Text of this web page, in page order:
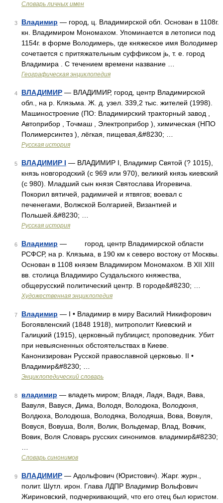
Словарь личных имен
3 Владимир — город, ц. Владимирской обл. Основан в 1108г.
кн. Владимиром Мономахом. Упоминается в летописи под
1154г. в форме Володимерь, где княжеское имя Володимер
сочетается с притяжательным суффиксом jь, т. е. город
Владимира . С течением времени название …
Географическая энциклопедия
4 ВЛАДИМИР — ВЛАДИМИР, город, центр Владимирской
обл., на р. Клязьма. Ж. д. узел. 339,2 тыс. жителей (1998).
Машиностроение (ПО: Владимирский тракторный завод ,
Автоприбор , Точмаш , Электроприбор ), химическая (НПО
Полимерсинтез ), лёгкая, пищевая,&#8230; …
Русская история
5 ВЛАДИМИР I — ВЛАДИМИР I, Владимир Святой (? 1015),
князь новгородский (с 969 или 970), великий князь киевский
(с 980). Младший сын князя Святослава Игоревича.
Покорил вятичей, радимичей и ятвягов; воевал с
печенегами, Волжской Болгарией, Византией и
Польшей.&#8230; …
Русская история
6 Владимир — город, центр Владимирской области
РСФСР, на р. Клязьма, в 190 км к северо востоку от Москвы.
Основан в 1108 князем Владимиром Мономахом. В XII XIII
вв. столица Владимиро Суздальского княжества,
общерусский политический центр. В городе&#8230; …
Художественная энциклопедия
7 Владимир — I • Владимир в миру Василий Никифорович
Богоявленский (1848 1918), митрополит Киевский и
Галицкий (1915), церковный публицист, проповедник. Убит
при невыясненных обстоятельствах в Киеве.
Канонизирован Русской православной церковью. II •
Владимир&#8230; …
Энциклопедический словарь
8 владимир — владеть миром; Владя, Ладя, Вадя, Вава,
Вавуля, Вавуся, Дима, Володя, Володюка, Володюня,
Волдюха, Володюша, Володяка, Володяша, Вова, Вовуля,
Вовуся, Вовуша, Воля, Волик, Вольдемар, Влад, Вовчик,
Вовик, Воля Словарь русских синонимов. владимир&#8230;
Словарь синонимов
9 ВЛАДИМИР — Адольфович (Юристович). Жарг. журн.,
полит. Шутл. ирон. Глава ЛДПР Владимир Вольфович
Жириновский, подчеркивающий, что его отец был юристом.